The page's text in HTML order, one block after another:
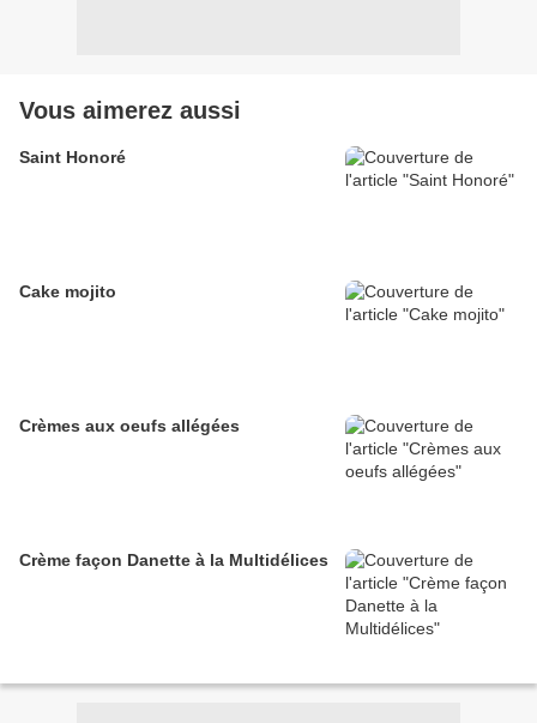
Vous aimerez aussi
Saint Honoré
Cake mojito
Crèmes aux oeufs allégées
Crème façon Danette à la Multidélices